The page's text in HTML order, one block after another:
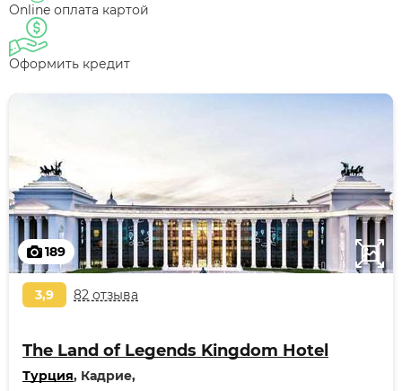
Online оплата картой
Оформить кредит
189
3,9 82 отзыва
The Land of Legends Kingdom Hotel
Турция, Кадрие,